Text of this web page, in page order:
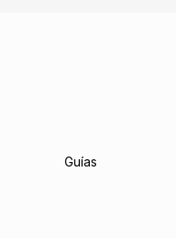
Guías